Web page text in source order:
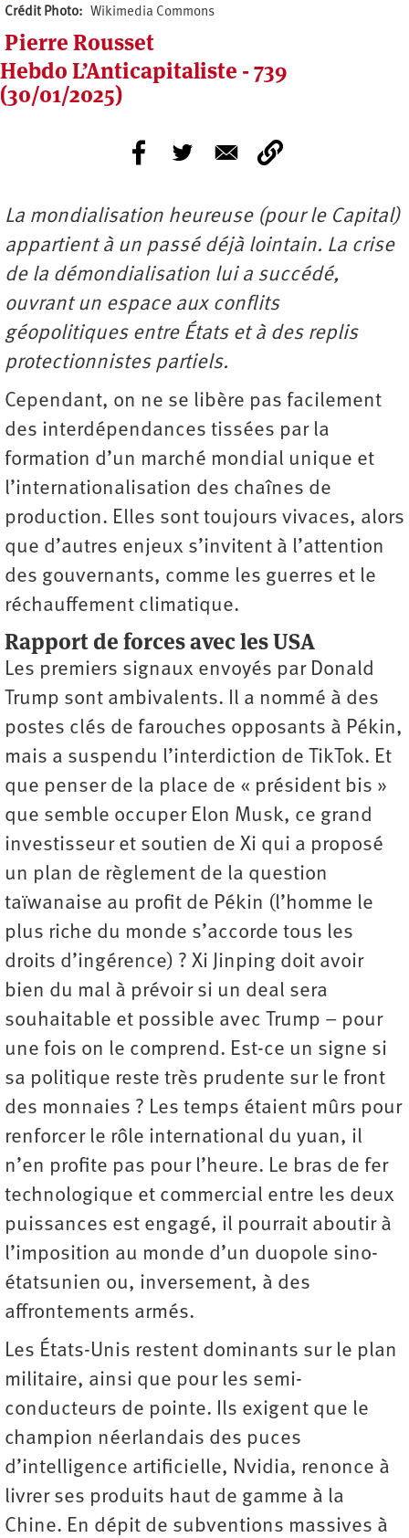
Crédit Photo Wikimedia Commons
Pierre Rousset
Hebdo L’Anticapitaliste - 739
(30/01/2025)
La mondialisation heureuse (pour le Capital)
appartient à un passé déjà lointain. La crise
de la démondialisation lui a succédé,
ouvrant un espace aux conflits
géopolitiques entre États et à des replis
protectionnistes partiels.
Cependant, on ne se libère pas facilement
des interdépendances tissées par la
formation d’un marché mondial unique et
l’internationalisation des chaînes de
production. Elles sont toujours vivaces, alors
que d’autres enjeux s’invitent à l’attention
des gouvernants, comme les guerres et le
réchauffement climatique.
Rapport de forces avec les USA
Les premiers signaux envoyés par Donald
Trump sont ambivalents. Il a nommé à des
postes clés de farouches opposants à Pékin,
mais a suspendu l’interdiction de TikTok. Et
que penser de la place de « président bis »
que semble occuper Elon Musk, ce grand
investisseur et soutien de Xi qui a proposé
un plan de règlement de la question
taïwanaise au profit de Pékin (l’homme le
plus riche du monde s’accorde tous les
droits d’ingérence) ? Xi Jinping doit avoir
bien du mal à prévoir si un deal sera
souhaitable et possible avec Trump – pour
une fois on le comprend. Est-ce un signe si
sa politique reste très prudente sur le front
des monnaies ? Les temps étaient mûrs pour
renforcer le rôle international du yuan, il
n’en profite pas pour l’heure. Le bras de fer
technologique et commercial entre les deux
puissances est engagé, il pourrait aboutir à
l’imposition au monde d’un duopole sino-
étatsunien ou, inversement, à des
affrontements armés.
Les États-Unis restent dominants sur le plan
militaire, ainsi que pour les semi-
conducteurs de pointe. Ils exigent que le
champion néerlandais des puces
d’intelligence artificielle, Nvidia, renonce à
livrer ses produits haut de gamme à la
Chine. En dépit de subventions massives à